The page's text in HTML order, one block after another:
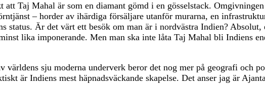
att Taj Mahal är som en diamant gömd i en gösselstack.
– horder av ihärdiga försäljare utanför murarna, en
status. Är det värt ett besök om man är i nordvästra Indien? Absolut,
lika imponerande. Men man ska inte låta Taj Mahal bli Indiens
sju moderna underverk beror det nog mer på geografi och
är Indiens mest häpnadsväckande skapelse. Det anser jag är